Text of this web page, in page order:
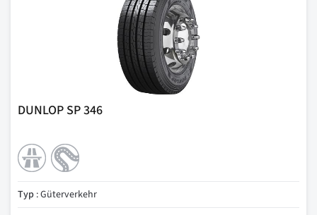
DUNLOP SP 346
Typ : Güterverkehr